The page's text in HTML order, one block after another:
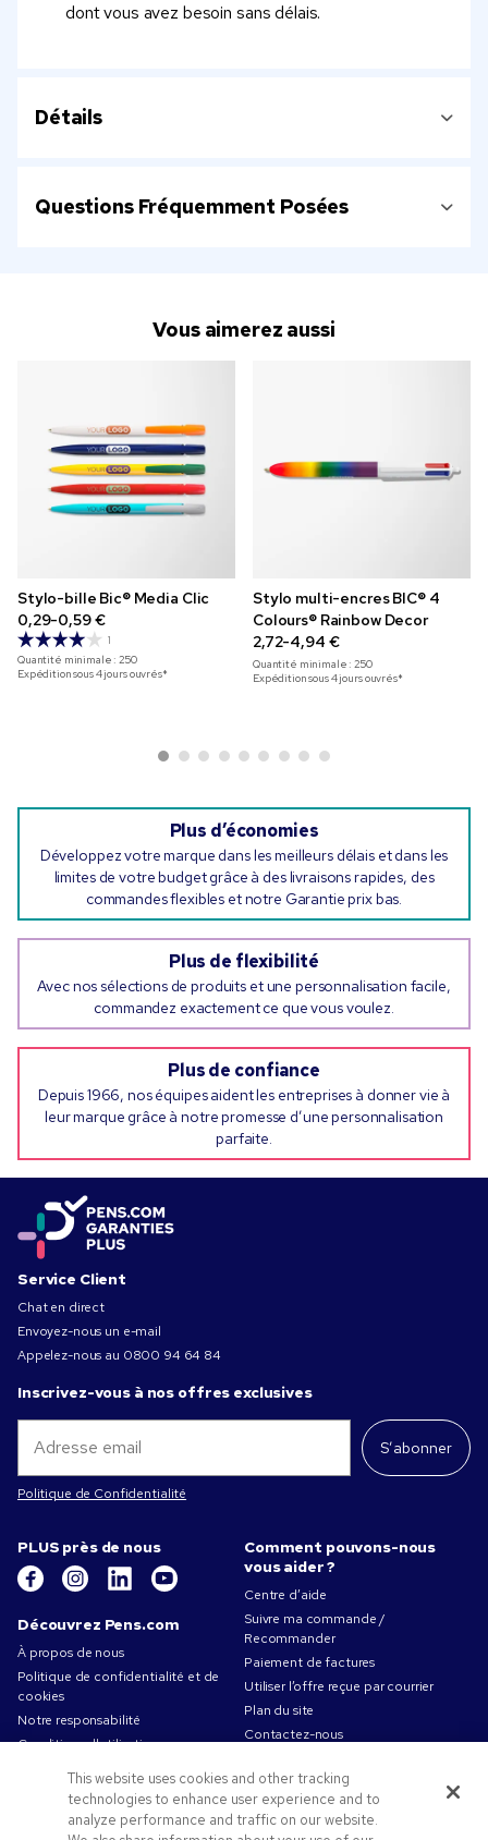
dont vous avez besoin sans délais.
Détails
Questions Fréquemment Posées
Vous aimerez aussi
Stylo-bille Bic® Media Clic
0,29-0,59 €
1
Quantité minimale :250
Expédition sous 4 jours ouvrés*
Stylo multi-encres BIC® 4
Colours® Rainbow Decor
2,72-4,94 €
Quantité minimale :250
Expédition sous 4 jours ouvrés*
Plus d’économies
Développez votre marque dans les meilleurs délais et dans les
limites de votre budget grâce à des livraisons rapides, des
commandes flexibles et notre Garantie prix bas.
Plus de flexibilité
Avec nos sélections de produits et une personnalisation facile,
commandez exactement ce que vous voulez.
Plus de confiance
Depuis 1966, nos équipes aident les entreprises à donner vie à
leur marque grâce à notre promesse d’une personnalisation
parfaite.
Service Client
Chat en direct
Envoyez-nous un e-mail
Appelez-nous au 0800 94 64 84
Inscrivez-vous à nos offres exclusives
S’abonner
Politique de Confidentialité
PLUS près de nous
Découvrez Pens.com
À propos de nous
Politique de confidentialité et de
cookies
Notre responsabilité
Conditions d'utilisation
Conditions générales de vente
Travailler chez Pens.com
Offres et ressources
Comment pouvons-nous
vous aider ?
Centre d’aide
Suivre ma commande /
Recommander
Paiement de factures
Utiliser l’offre reçue par courrier
Plan du site
Contactez-nous
This website uses cookies and other tracking
technologies to enhance user experience and to
analyze performance and traffic on our website.